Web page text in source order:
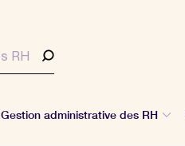
Gestion administrative des RH